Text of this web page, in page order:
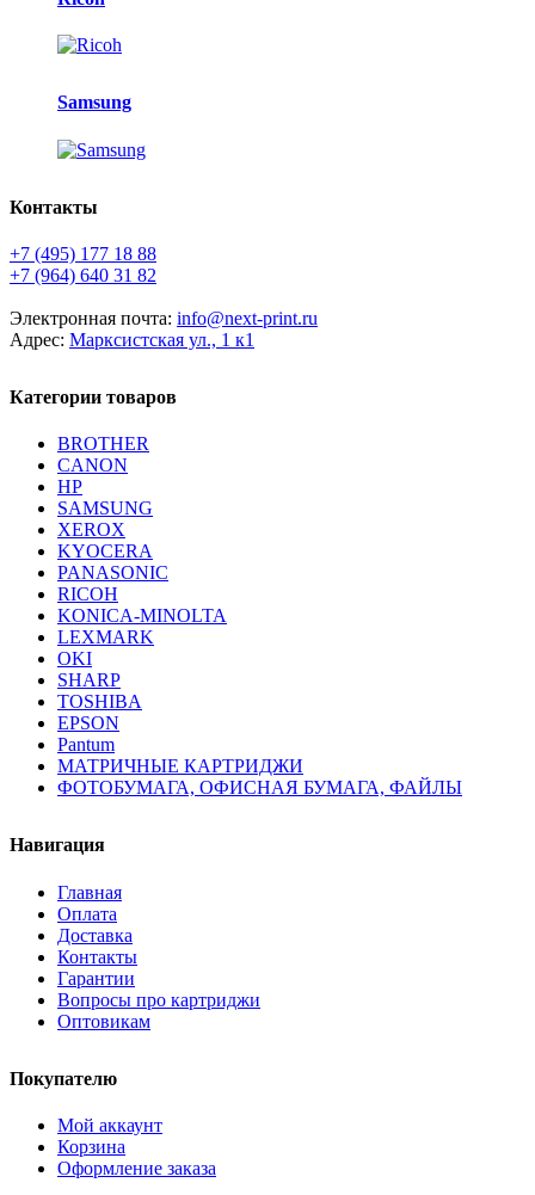
Samsung
Контакты
+7 (495) 177 18 88
+7 (964) 640 31 82
Электронная почта: info@next-print.ru
Адрес: Марксистская ул., 1 к1
Категории товаров
BROTHER
CANON
HP
SAMSUNG
XEROX
KYOCERA
PANASONIC
RICOH
KONICA-MINOLTA
LEXMARK
OKI
SHARP
TOSHIBA
EPSON
Pantum
МАТРИЧНЫЕ КАРТРИДЖИ
ФОТОБУМАГА, ОФИСНАЯ БУМАГА, ФАЙЛЫ
Навигация
Главная
Оплата
Доставка
Контакты
Гарантии
Вопросы про картриджи
Оптовикам
Покупателю
Мой аккаунт
Корзина
Оформление заказа